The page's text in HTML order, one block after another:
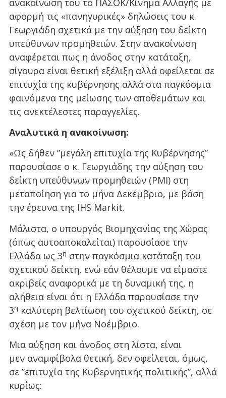
αφορμή τις «πανηγυρικές» δηλώσεις του κ.
Γεωργιάδη σχετικά με την αύξηση του δείκτη
υπεύθυνων προμηθειών. Στην ανακοίνωση
αναφέρεται πως η άνοδος στην κατάταξη,
σίγουρα είναι θετική εξέλιξη αλλά οφείλεται σε
επιτυχία της κυβέρνησης αλλά στα παγκόσμια
φαινόμενα της μείωσης των αποθεμάτων και
τις ανεκτέλεστες παραγγελίες.
Αναλυτικά η ανακοίνωση:
«Ως δήθεν ”μεγάλη επιτυχία της Κυβέρνησης”
παρουσίασε ο κ. Γεωργιάδης την αύξηση του
δείκτη υπεύθυνων προμηθειών (PMI) στη
μεταποίηση για το μήνα Δεκέμβριο, με βάση
την έρευνα της IHS Markit.
Μάλιστα, ο υπουργός Βιομηχανίας της Χώρας
(όπως αυτοαποκαλείται) παρουσίασε την
Ελλάδα ως 3η στην παγκόσμια κατάταξη του
σχετικού δείκτη, ενώ εάν θέλουμε να είμαστε
ακριβείς αναφορικά με τη δυναμική της, η
αλήθεια είναι ότι η Ελλάδα παρουσίασε την
3η καλύτερη βελτίωση του σχετικού δείκτη, σε
σχέση με τον μήνα Νοέμβριο.
Μια αύξηση και άνοδος στη λίστα, είναι
μεν αναμφίβολα θετική, δεν οφείλεται, όμως,
σε ”επιτυχία της Κυβερνητικής πολιτικής”, αλλά
κυρίως: